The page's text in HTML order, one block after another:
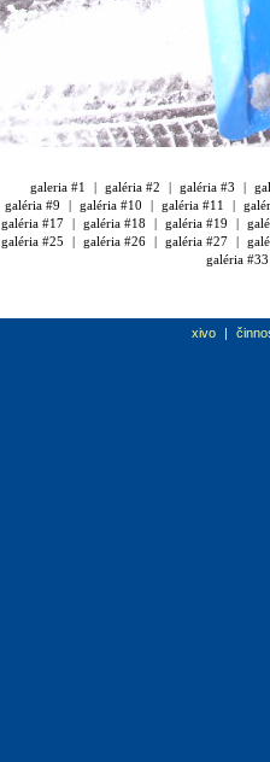
galeria #1 | galéria #2 | galéria #3 |
galéria #9
| galéria #10 | galéria #11 |
galéria #17 | galéria #18 | galéria #19 |
galéria #25
| galéria #26 | galéria #27 |
galéria #33
xivo |